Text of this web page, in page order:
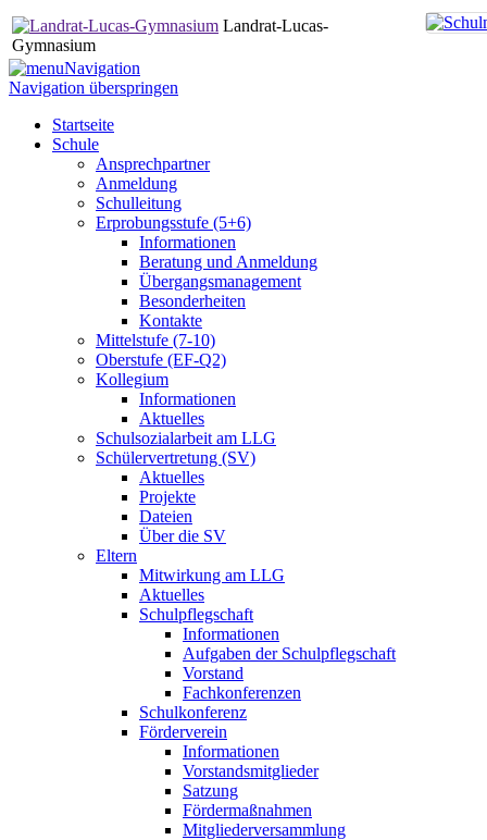
Landrat-Lucas-
Gymnasium
Navigation
Navigation überspringen
Startseite
Schule
Ansprechpartner
Anmeldung
Schulleitung
Erprobungsstufe (5+6)
Informationen
Beratung und Anmeldung
Übergangsmanagement
Besonderheiten
Kontakte
Mittelstufe (7-10)
Oberstufe (EF-Q2)
Kollegium
Informationen
Aktuelles
Schulsozialarbeit am LLG
Schülervertretung (SV)
Aktuelles
Projekte
Dateien
Über die SV
Eltern
Mitwirkung am LLG
Aktuelles
Schulpflegschaft
Informationen
Aufgaben der Schulpflegschaft
Vorstand
Fachkonferenzen
Schulkonferenz
Förderverein
Informationen
Vorstandsmitglieder
Satzung
Fördermaßnahmen
Mitgliederversammlung